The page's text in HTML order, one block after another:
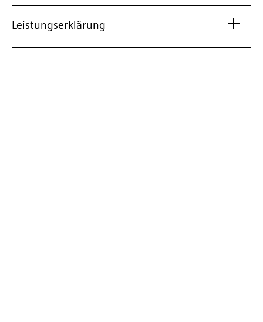
Leistungserklärung